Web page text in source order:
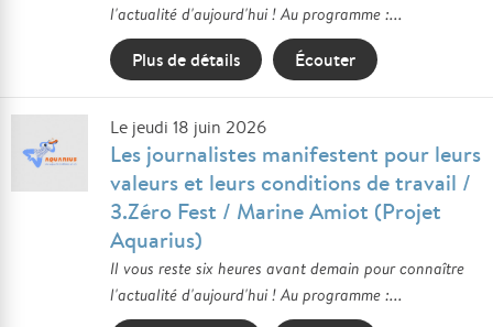
l'actualité d'aujourd'hui ! Au programme :...
Plus de détails Écouter
Le jeudi 18 juin 2026
Les journalistes manifestent pour leurs
valeurs et leurs conditions de travail /
3.Zéro Fest / Marine Amiot (Projet
Aquarius)
Il vous reste six heures avant demain pour connaître
l'actualité d'aujourd'hui ! Au programme :...